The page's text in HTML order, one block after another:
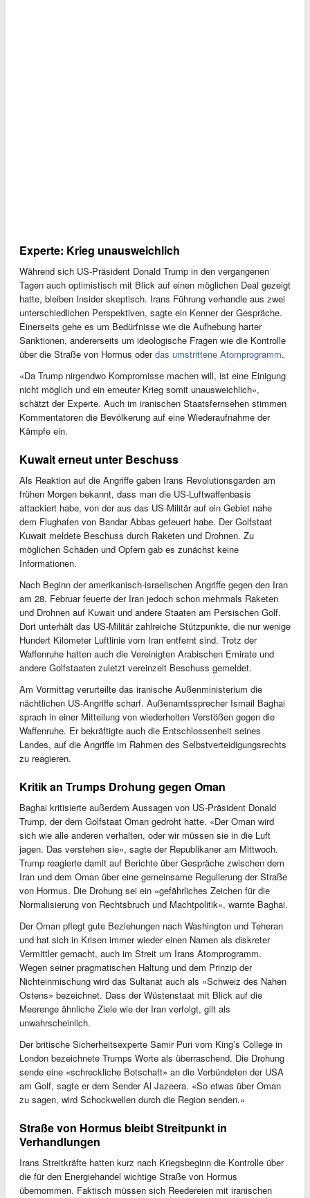
Experte: Krieg unausweichlich
Während sich US-Präsident Donald Trump in den vergangenen
Tagen auch optimistisch mit Blick auf einen möglichen Deal gezeigt
hatte, bleiben Insider skeptisch. Irans Führung verhandle aus zwei
unterschiedlichen Perspektiven, sagte ein Kenner der Gespräche.
Einerseits gehe es um Bedürfnisse wie die Aufhebung harter
Sanktionen, andererseits um ideologische Fragen wie die Kontrolle
über die Straße von Hormus oderdas umstrittene Atomprogramm.
«Da Trump nirgendwo Kompromisse machen will, ist eine Einigung
nicht möglich und ein erneuter Krieg somit unausweichlich»,
schätzt der Experte. Auch im iranischen Staatsfernsehen stimmen
Kommentatoren die Bevölkerung auf eine Wiederaufnahme der
Kämpfe ein.
Kuwait erneut unter Beschuss
Als Reaktion auf die Angriffe gaben Irans Revolutionsgarden am
frühen Morgen bekannt, dass man die US-Luftwaffenbasis
attackiert habe, von der aus das US-Militär auf ein Gebiet nahe
dem Flughafen von Bandar Abbas gefeuert habe. Der Golfstaat
Kuwait meldete Beschuss durch Raketen und Drohnen. Zu
möglichen Schäden und Opfern gab es zunächst keine
Informationen.
Nach Beginn der amerikanisch-israelischen Angriffe gegen den Iran
am 28. Februar feuerte der Iran jedoch schon mehrmals Raketen
und Drohnen auf Kuwait und andere Staaten am Persischen Golf.
Dort unterhält das US-Militär zahlreiche Stützpunkte, die nur wenige
Hundert Kilometer Luftlinie vom Iran entfernt sind. Trotz der
Waffenruhe hatten auch die Vereinigten Arabischen Emirate und
andere Golfstaaten zuletzt vereinzelt Beschuss gemeldet.
Am Vormittag verurteilte das iranische Außenministerium die
nächtlichen US-Angriffe scharf. Außenamtssprecher Ismail Baghai
sprach in einer Mitteilung von wiederholten Verstößen gegen die
Waffenruhe. Er bekräftigte auch die Entschlossenheit seines
Landes, auf die Angriffe im Rahmen des Selbstverteidigungsrechts
zu reagieren.
Kritik an Trumps Drohung gegen Oman
Baghai kritisierte außerdem Aussagen von US-Präsident Donald
Trump, der dem Golfstaat Oman gedroht hatte. «Der Oman wird
sich wie alle anderen verhalten, oder wir müssen sie in die Luft
jagen. Das verstehen sie», sagte der Republikaner am Mittwoch.
Trump reagierte damit auf Berichte über Gespräche zwischen dem
Iran und dem Oman über eine gemeinsame Regulierung der Straße
von Hormus. Die Drohung sei ein «gefährliches Zeichen für die
Normalisierung von Rechtsbruch und Machtpolitik», warnte Baghai.
Der Oman pflegt gute Beziehungen nach Washington und Teheran
und hat sich in Krisen immer wieder einen Namen als diskreter
Vermittler gemacht, auch im Streit um Irans Atomprogramm.
Wegen seiner pragmatischen Haltung und dem Prinzip der
Nichteinmischung wird das Sultanat auch als «Schweiz des Nahen
Ostens» bezeichnet. Dass der Wüstenstaat mit Blick auf die
Meerenge ähnliche Ziele wie der Iran verfolgt, gilt als
unwahrscheinlich.
Der britische Sicherheitsexperte Samir Puri vom King’s College in
London bezeichnete Trumps Worte als überraschend. Die Drohung
sende eine «schreckliche Botschaft» an die Verbündeten der USA
am Golf, sagte er dem Sender Al Jazeera. «So etwas über Oman
zu sagen, wird Schockwellen durch die Region senden.»
Straße von Hormus bleibt Streitpunkt in
Verhandlungen
Irans Streitkräfte hatten kurz nach Kriegsbeginn die Kontrolle über
die für den Energiehandel wichtige Straße von Hormus
übernommen. Faktisch müssen sich Reedereien mit iranischen